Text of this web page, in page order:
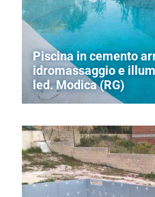
Piscina in cemento
idromassaggio e
led. Modica (RG)
Vasca a forma libera con